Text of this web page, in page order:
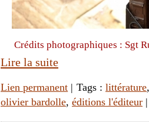
Crédits photographiques : Sgt
Lire la suite
Lien permanent | Tags :littérature
olivier bardolle, éditions l'éditeur